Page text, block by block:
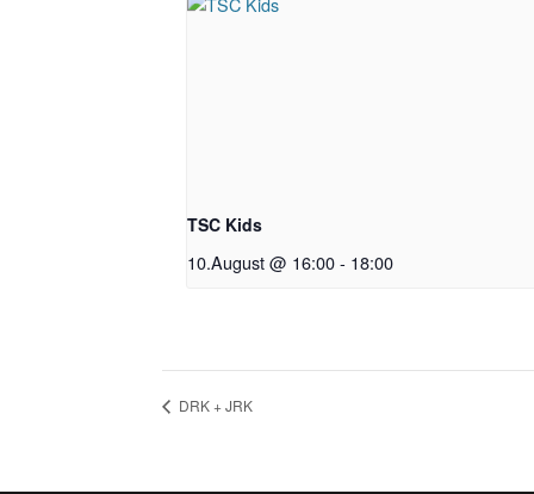
TSC Kids
10.August @ 16:00- 18:00
DRK + JRK